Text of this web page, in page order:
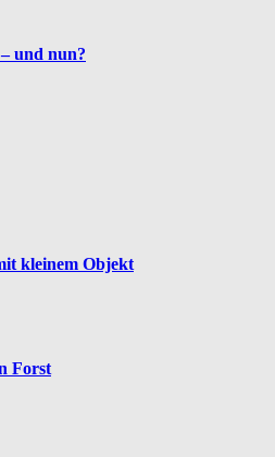
und nun?
kleinem Objekt
Forst